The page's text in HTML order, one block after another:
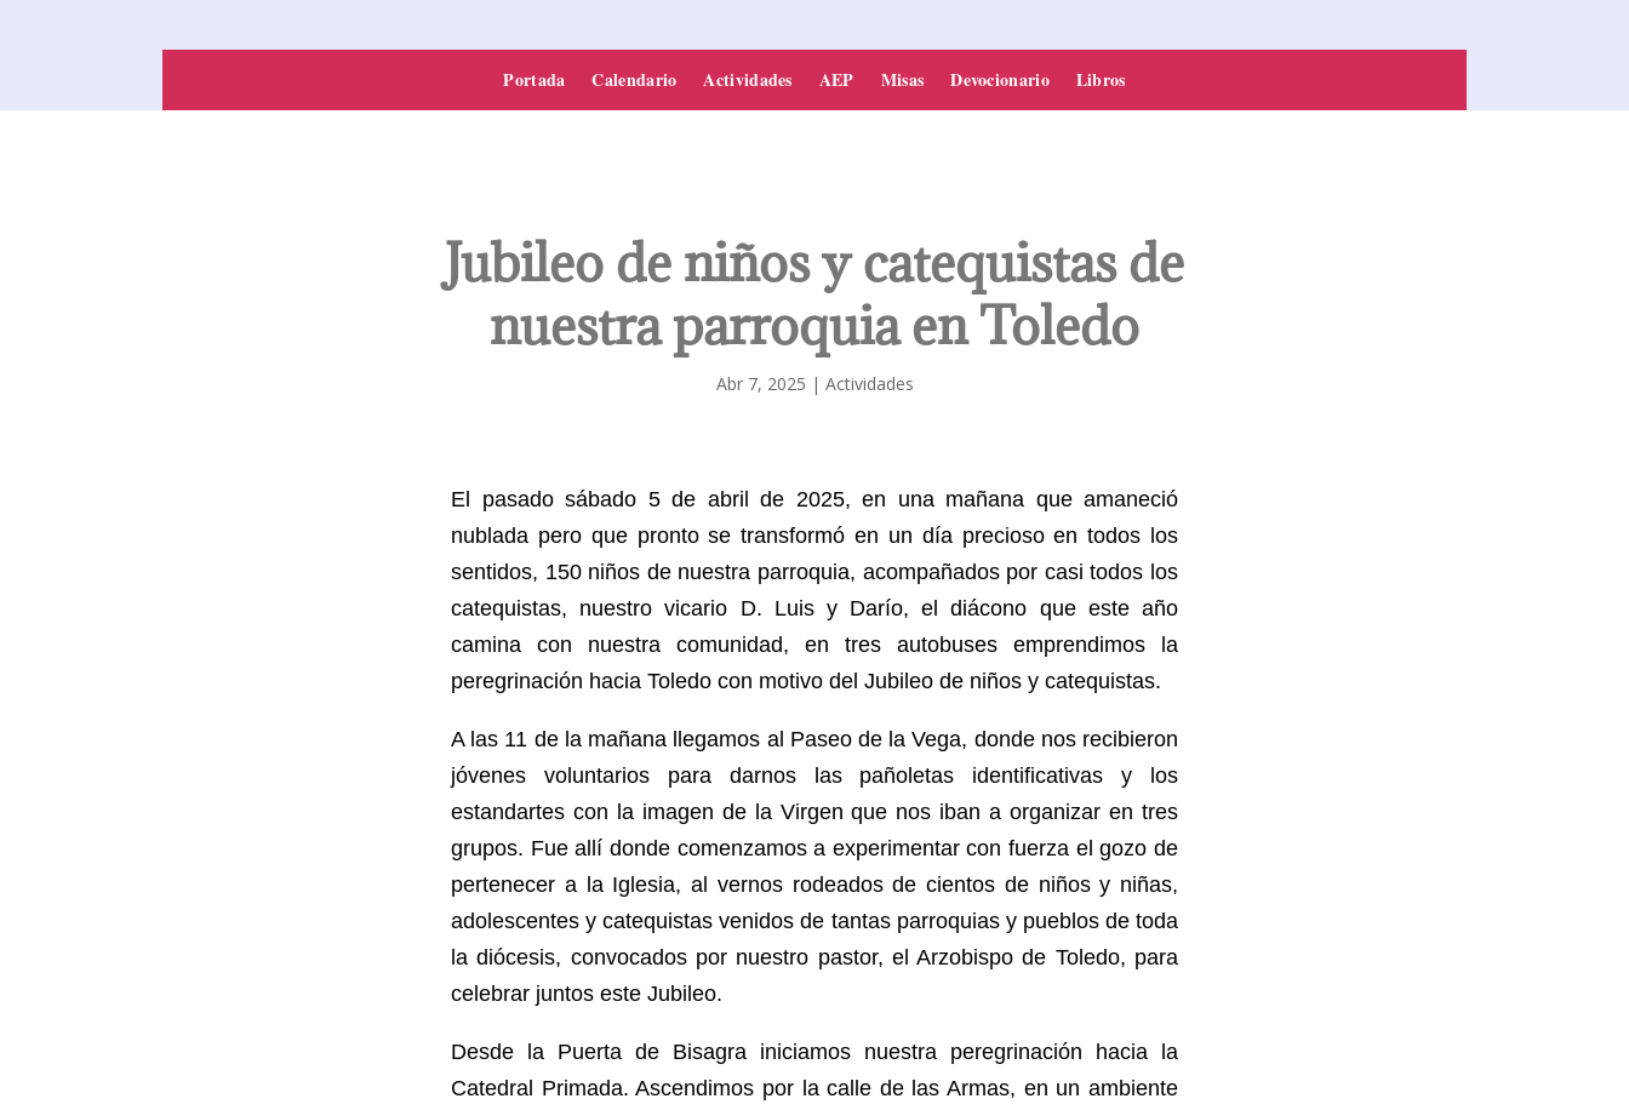
Portada Calendario Actividades AEP Misas Devocionario Libros
Jubileo de niños y catequistas de
nuestra parroquia en Toledo
Abr 7, 2025 | Actividades
El pasado sábado 5 de abril de 2025, en una mañana que amaneció
nublada pero que pronto se transformó en un día precioso en todos los
sentidos, 150 niños de nuestra parroquia, acompañados por casi todos los
catequistas, nuestro vicario D. Luis y Darío, el diácono que este año
camina con nuestra comunidad, en tres autobuses emprendimos la
peregrinación hacia Toledo con motivo del Jubileo de niños y catequistas.
A las 11 de la mañana llegamos al Paseo de la Vega, donde nos recibieron
jóvenes voluntarios para darnos las pañoletas identificativas y los
estandartes con la imagen de la Virgen que nos iban a organizar en tres
grupos. Fue allí donde comenzamos a experimentar con fuerza el gozo de
pertenecer a la Iglesia, al vernos rodeados de cientos de niños y niñas,
adolescentes y catequistas venidos de tantas parroquias y pueblos de toda
la diócesis, convocados por nuestro pastor, el Arzobispo de Toledo, para
celebrar juntos este Jubileo.
Desde la Puerta de Bisagra iniciamos nuestra peregrinación hacia la
Catedral Primada. Ascendimos por la calle de las Armas, en un ambiente